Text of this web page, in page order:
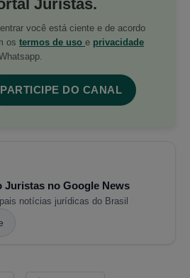
Juristas.
você está ciente e de acordo
os termos de uso e privacidade
PARTICIPE DO CANAL
Juristas no Google News
notícias jurídicas do Brasil